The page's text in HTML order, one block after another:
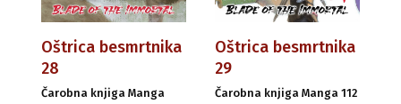
Oštrica besmrtnika
28
Čarobna knjiga Manga
Oštrica besmrtnika
29
Čarobna knjiga Manga 112